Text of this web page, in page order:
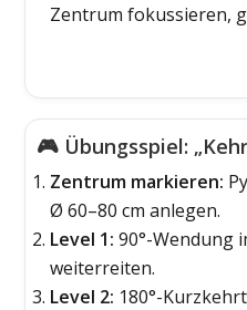
Zentrum fokussieren,
🎮 Übungsspiel:
Zentrum markieren:
Ø 60–80 cm anlegen.
Level 1: 90°-Wendung
weiterreiten.
Level 2: 180°-